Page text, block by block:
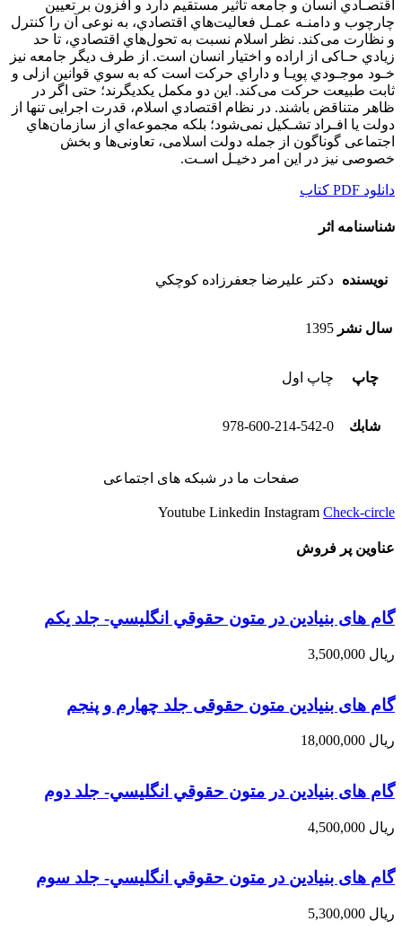
اﻗﺘﺼـﺎدي اﻧﺴﺎن و ﺟﺎﻣﻌﻪ ﺗﺄﺛﻴﺮ ﻣﺴﺘﻘﻴﻢ دارد و اﻓﺰون ﺑﺮ ﺗﻌﻴﻴﻦ
ﭼﺎرﭼﻮب و داﻣﻨـﻪ ﻋﻤـﻞ ﻓﻌﺎﻟﻴﺖﻫﺎي اﻗﺘﺼﺎدي، ﺑﻪ ﻧﻮﻋﻰ آن را ﻛﻨﺘﺮل
و ﻧﻈﺎرت ﻣﻰﻛﻨﺪ. ﻧﻈﺮ اﺳﻼم ﻧﺴﺒﺖ ﺑﻪ ﺗﺤﻮلﻫﺎي اﻗﺘﺼﺎدي، ﺗﺎ ﺣﺪ
زﻳﺎدي ﺣـﺎﻛﻰ از اراده و اﺧﺘﻴﺎر اﻧﺴﺎن اﺳﺖ. از ﻃﺮف دﻳﮕﺮ ﺟﺎﻣﻌﻪ ﻧﻴﺰ
ﺧـﻮد ﻣﻮﺟـﻮدي ﭘﻮﻳـﺎ و داراي ﺣﺮﻛﺖ اﺳﺖ ﻛﻪ ﺑﻪ ﺳﻮي ﻗﻮاﻧﻴﻦ ازﻟﻰ و
ﺛﺎﺑﺖ ﻃﺒﻴﻌﺖ ﺣﺮﻛﺖ ﻣﻰﻛﻨﺪ. اﻳﻦ دو ﻣﻜﻤﻞ ﻳﻜﺪﻳﮕﺮﻧﺪ؛ ﺣﺘﻰ اﮔﺮ در
ﻇﺎﻫﺮ ﻣﺘﻨﺎﻗﺾ ﺑﺎﺷﻨﺪ. در ﻧﻈﺎم اﻗﺘﺼﺎدي اﺳﻼم، ﻗﺪرت اﺟﺮاﻳﻰ ﺗﻨﻬﺎ از
دوﻟﺖ ﻳﺎ اﻓـﺮاد ﺗﺸـﻜﻴﻞ ﻧﻤﻰﺷﻮد؛ ﺑﻠﻜﻪ ﻣﺠﻤﻮﻋﻪاي از ﺳﺎزﻣﺎنﻫﺎي
اﺟﺘﻤﺎﻋﻰ ﮔﻮﻧﺎﮔﻮن از ﺟﻤﻠﻪ دوﻟﺖ اﺳﻼﻣﻰ، ﺗﻌﺎوﻧﻰﻫﺎ و ﺑﺨﺶ
ﺧﺼﻮﺻﻰ ﻧﻴﺰ در اﻳﻦ اﻣﺮ دﺧﻴـﻞ اﺳـﺖ.
دانلود PDF كتاب
شناسنامه اثر
نویسنده دكتر عليرضا جعفرزاده كوچكي
سال نشر 1395
چاپ چاپ اول
شابك 978-600-214-542-0
صفحات ما در شبکه های اجتماعی
Youtube Linkedin Instagram Check-circle
عناوین پر فروش
گام های بنیادین در متون حقوقي انگليسي- جلد يكم
ریال
گام های بنیادین متون حقوقی جلد چهارم و پنجم
ریال
گام های بنیادین در متون حقوقي انگليسي- جلد دوم
ریال
گام های بنیادین در متون حقوقي انگليسي- جلد سوم
ریال